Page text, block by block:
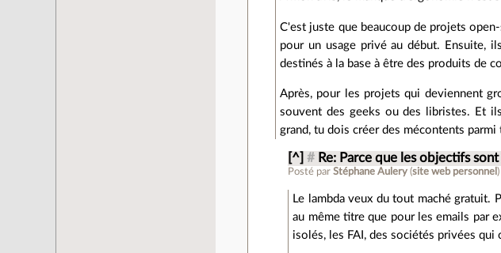
C'est juste que beaucoup de projets
pour un usage privé au début. Ensuite,
destinés à la base à être des produits de
Après, pour les projets qui deviennent
souvent des geeks ou des libristes. Et
grand, tu dois créer des mécontents parmi
[^] # Re: Parce que les objectifs
Posté parStéphane Aulery (site web personnel )
Le lambda veux du tout maché
au même titre que pour les emails par
isolés, les FAI, des sociétés privées qui